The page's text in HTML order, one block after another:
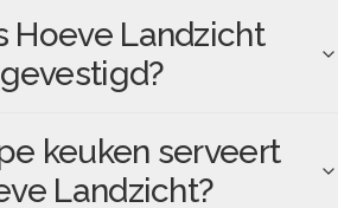
Hoeve Landzicht
gevestigd?
keuken serveert
Landzicht?